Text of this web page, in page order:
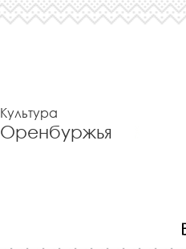
Культура
Оренбуржья